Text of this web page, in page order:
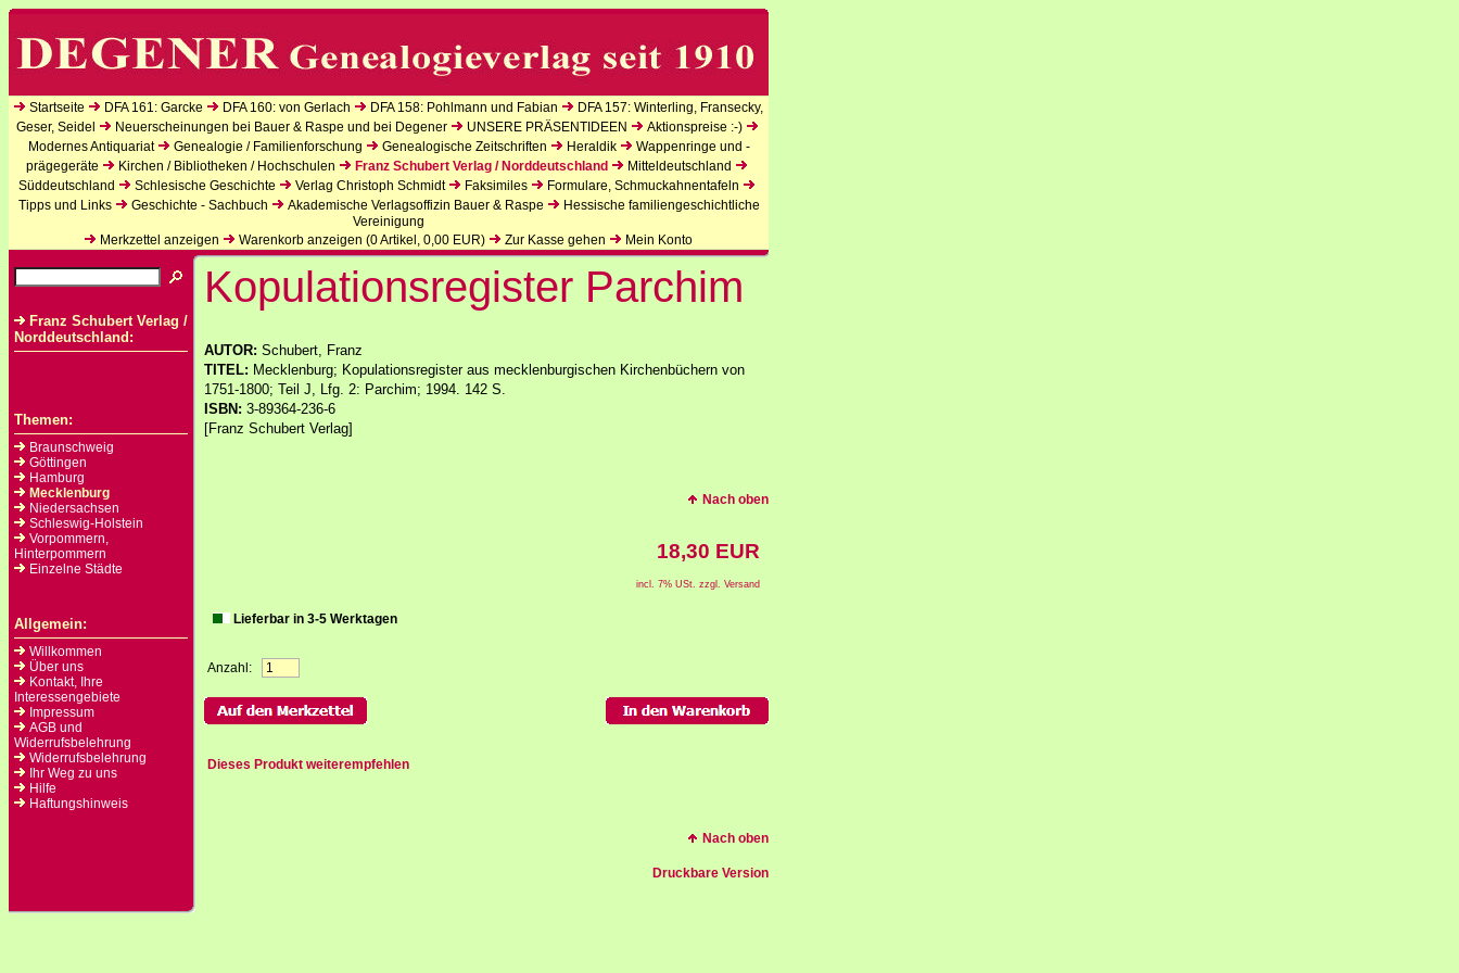
Startseite DFA 161: Garcke DFA 160: von Gerlach DFA 158: Pohlmann und Fabian
DFA 157: Winterling, Fransecky,
Geser, Seidel
Neuerscheinungen bei Bauer & Raspe und bei Degener UNSERE PRÄSENTIDEEN
Aktionspreise :-)
Modernes Antiquariat
Genealogie / Familienforschung Genealogische Zeitschriften Heraldik
Wappenringe und -
prägegeräte
Kirchen / Bibliotheken / Hochschulen Franz Schubert Verlag / Norddeutschland
Mitteldeutschland
Süddeutschland
Schlesische Geschichte Verlag Christoph Schmidt Faksimiles
Formulare, Schmuckahnentafeln
Tipps und Links
Geschichte - Sachbuch Akademische Verlagsoffizin Bauer & Raspe
Hessische familiengeschichtliche
Vereinigung
Merkzettel anzeigen
Warenkorb anzeigen (0Artikel, 0,00 EUR) Zur Kasse gehen Mein Konto
Franz Schubert Verlag /
Norddeutschland:
Themen:
Braunschweig
Göttingen
Hamburg
Mecklenburg
Niedersachsen
Schleswig-Holstein
Vorpommern,
Hinterpommern
Einzelne Städte
Allgemein:
Willkommen
Über uns
Kontakt, Ihre
Interessengebiete
Impressum
AGB und
Widerrufsbelehrung
Widerrufsbelehrung
Ihr Weg zu uns
Hilfe
Haftungshinweis
Kopulationsregister Parchim
AUTOR: Schubert, Franz
TITEL: Mecklenburg; Kopulationsregister aus mecklenburgischen Kirchenbüchern von
1751-1800; Teil J, Lfg. 2: Parchim; 1994. 142 S.
ISBN: 3-89364-236-6
[Franz Schubert Verlag]
Nach oben
18,30 EUR
incl. 7% USt. zzgl. Versand
Lieferbar in 3-5 Werktagen
Anzahl:
Dieses Produkt weiterempfehlen
Nach oben
Druckbare Version